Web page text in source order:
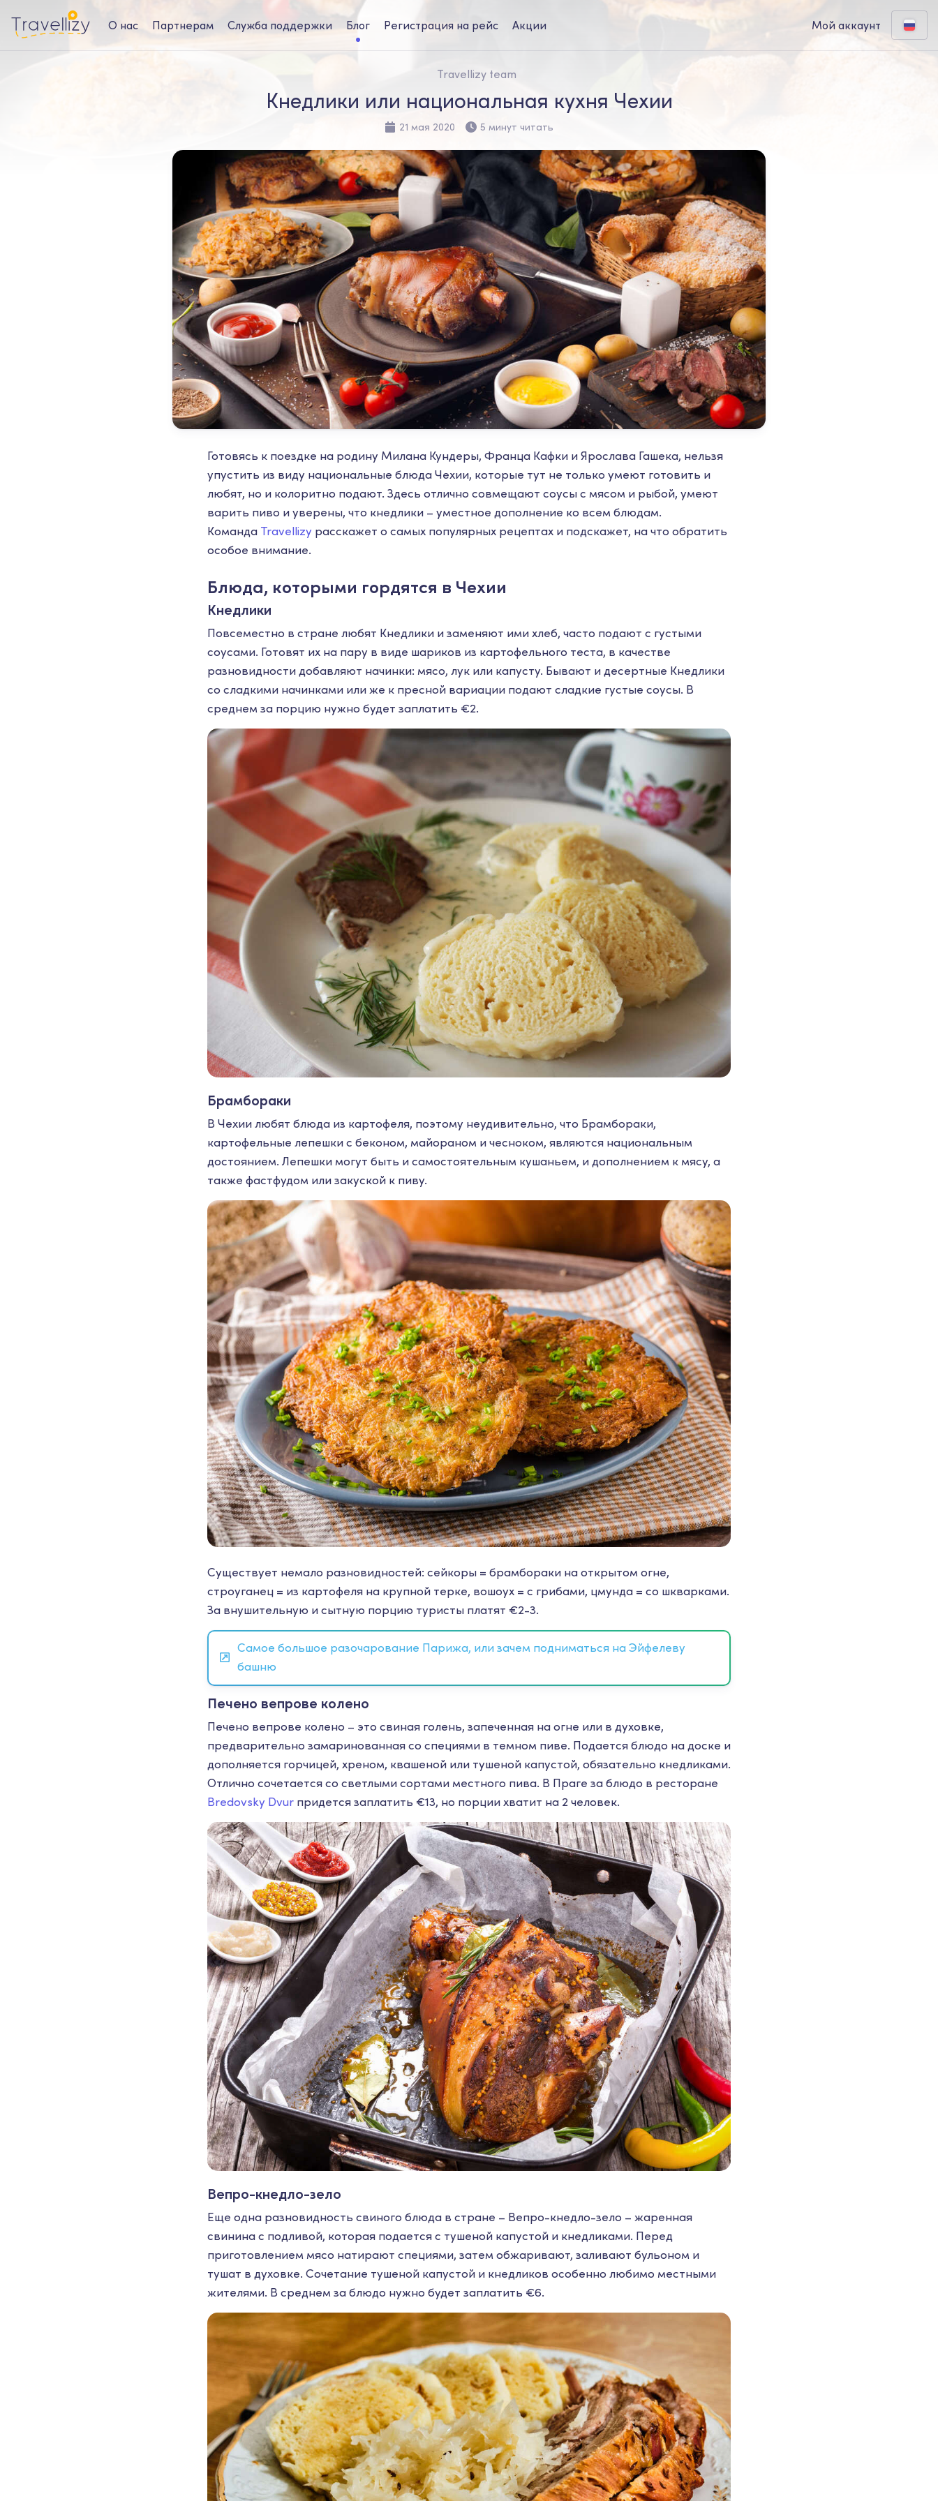
О нас Партнерам Служба поддержки Блог Регистрация на рейс Акции Мой аккаунт
Travellizy team
Кнедлики или национальная кухня Чехии
21 мая 2020 5 минут читать
Готовясь к поездке на родину Милана Кундеры, Франца Кафки и Ярослава Гашека, нельзя
упустить из виду национальные блюда Чехии, которые тут не только умеют готовить и
любят, но и колоритно подают. Здесь отлично совмещают соусы с мясом и рыбой, умеют
варить пиво и уверены, что кнедлики – уместное дополнение ко всем блюдам.
Команда Travellizy расскажет о самых популярных рецептах и подскажет, на что обратить
особое внимание.
Блюда, которыми гордятся в Чехии
Кнедлики
Повсеместно в стране любят Кнедлики и заменяют ими хлеб, часто подают с густыми
соусами. Готовят их на пару в виде шариков из картофельного теста, в качестве
разновидности добавляют начинки: мясо, лук или капусту. Бывают и десертные Кнедлики
со сладкими начинками или же к пресной вариации подают сладкие густые соусы. В
среднем за порцию нужно будет заплатить €2.
Брамбораки
В Чехии любят блюда из картофеля, поэтому неудивительно, что Брамбораки,
картофельные лепешки с беконом, майораном и чесноком, являются национальным
достоянием. Лепешки могут быть и самостоятельным кушаньем, и дополнением к мясу, а
также фастфудом или закуской к пиву.
Существует немало разновидностей: сейкоры = брамбораки на открытом огне,
строуганец = из картофеля на крупной терке, вошоух = с грибами, цмунда = со шкварками.
За внушительную и сытную порцию туристы платят €2-3.
Самое большое разочарование Парижа, или зачем подниматься на Эйфелеву
башню
Печено вепрове колено
Печено вепрове колено – это свиная голень, запеченная на огне или в духовке,
предварительно замаринованная со специями в темном пиве. Подается блюдо на доске и
дополняется горчицей, хреном, квашеной или тушеной капустой, обязательно кнедликами.
Отлично сочетается со светлыми сортами местного пива. В Праге за блюдо в ресторане
Bredovsky Dvur придется заплатить €13, но порции хватит на 2 человек.
Вепро-кнедло-зело
Еще одна разновидность свиного блюда в стране – Вепро-кнедло-зело – жаренная
свинина с подливой, которая подается с тушеной капустой и кнедликами. Перед
приготовлением мясо натирают специями, затем обжаривают, заливают бульоном и
тушат в духовке. Сочетание тушеной капустой и кнедликов особенно любимо местными
жителями. В среднем за блюдо нужно будет заплатить €6.